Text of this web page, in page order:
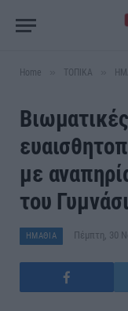
Home ΤΟΠΙΚΑ
με
του
ΗΜΑΘΙΑ Πέμπτη, 30